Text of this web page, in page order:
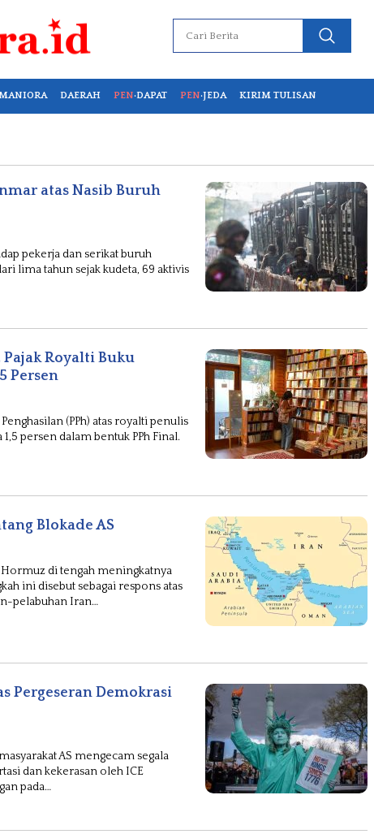
DAERAH PEN·DAPAT PEN·JEDA KIRIM TULISAN
atas Nasib Buruh
pekerja dan serikat buruh
lima tahun sejak kudeta, 69 aktivis
Royalti Buku
Persen
(PPh) atas royalti penulis
persen dalam bentuk PPh Final.
Blokade AS
di tengah meningkatnya
ini disebut sebagai respons atas
pelabuhan Iran…
Pergeseran Demokrasi
AS mengecam segala
dan kekerasan oleh ICE
pada…